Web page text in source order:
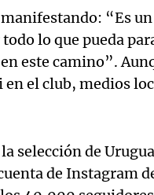
“Es un
lo que pueda
este camino”.
en el club, medios
selección de
de Instagram